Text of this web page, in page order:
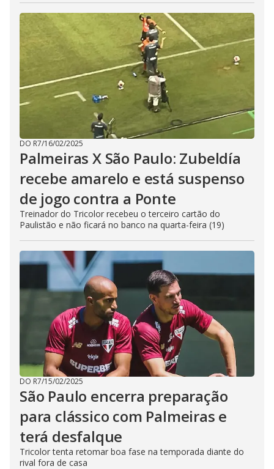
DO R7/16/02/2025
Palmeiras X São Paulo: Zubeldía
recebe amarelo e está suspenso
de jogo contra a Ponte
Treinador do Tricolor recebeu o terceiro cartão do
Paulistão e não ficará no banco na quarta-feira (19)
DO R7/15/02/2025
São Paulo encerra preparação
para clássico com Palmeiras e
terá desfalque
Tricolor tenta retomar boa fase na temporada diante do
rival fora de casa